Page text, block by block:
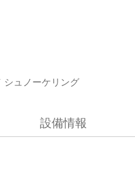
シュノーケリング
設備情報